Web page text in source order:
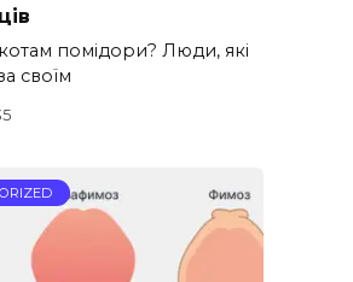
помідори? Люди, які
своїм